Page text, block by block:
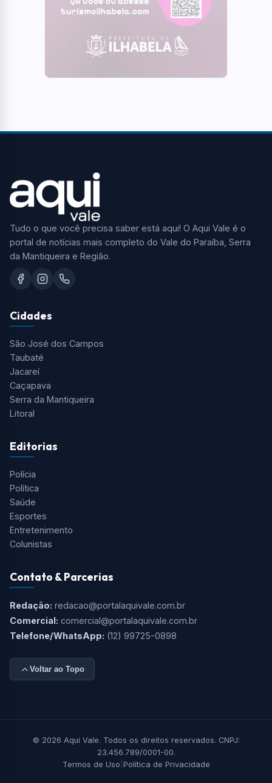
portal de notícias mais completo do Vale do Paraíba, Serra
da Mantiqueira e Região.
Cidades
São José dos Campos
Caçapava
Litoral
Editorias
Polícia
Colunistas